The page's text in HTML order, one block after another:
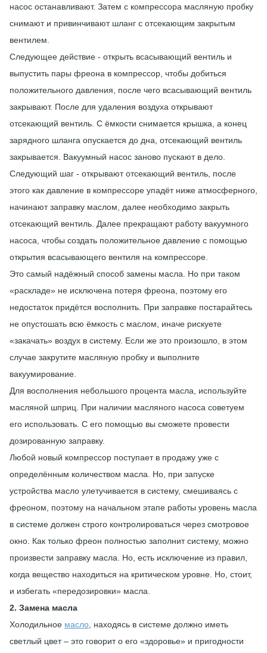
насос останавливают. Затем с компрессора масляную пробку
снимают и привинчивают шланг с отсекающим закрытым
вентилем.
Следующее действие - открыть всасывающий вентиль и
выпустить пары фреона в компрессор, чтобы добиться
положительного давления, после чего всасывающий вентиль
закрывают. После для удаления воздуха открывают
отсекающий вентиль. С ёмкости снимается крышка, а конец
зарядного шланга опускается до дна, отсекающий вентиль
закрывается. Вакуумный насос заново пускают в дело.
Следующий шаг - открывают отсекающий вентиль, после
этого как давление в компрессоре упадёт ниже атмосферного,
начинают заправку маслом, далее необходимо закрыть
отсекающий вентиль. Далее прекращают работу вакуумного
насоса, чтобы создать положительное давление с помощью
открытия всасывающего вентиля на компрессоре.
Это самый надёжный способ замены масла. Но при таком
«раскладе» не исключена потеря фреона, поэтому его
недостаток придётся восполнить. При заправке постарайтесь
не опустошать всю ёмкость с маслом, иначе рискуете
«закачать» воздух в систему. Если же это произошло, в этом
случае закрутите масляную пробку и выполните
вакуумирование.
Для восполнения небольшого процента масла, используйте
масляной шприц. При наличии масляного насоса советуем
его использовать. С его помощью вы сможете провести
дозированную заправку.
Любой новый компрессор поступает в продажу уже с
определённым количеством масла. Но, при запуске
устройства масло улетучивается в систему, смешиваясь с
фреоном, поэтому на начальном этапе работы уровень масла
в системе должен строго контролироваться через смотровое
окно. Как только фреон полностью заполнит систему, можно
произвести заправку масла. Но, есть исключение из правил,
когда вещество находиться на критическом уровне. Но, стоит,
и избегать «передозировки» масла.
2. Замена масла
Холодильное масло , находясь в системе должно иметь
светлый цвет – это говорит о его «здоровье» и пригодности